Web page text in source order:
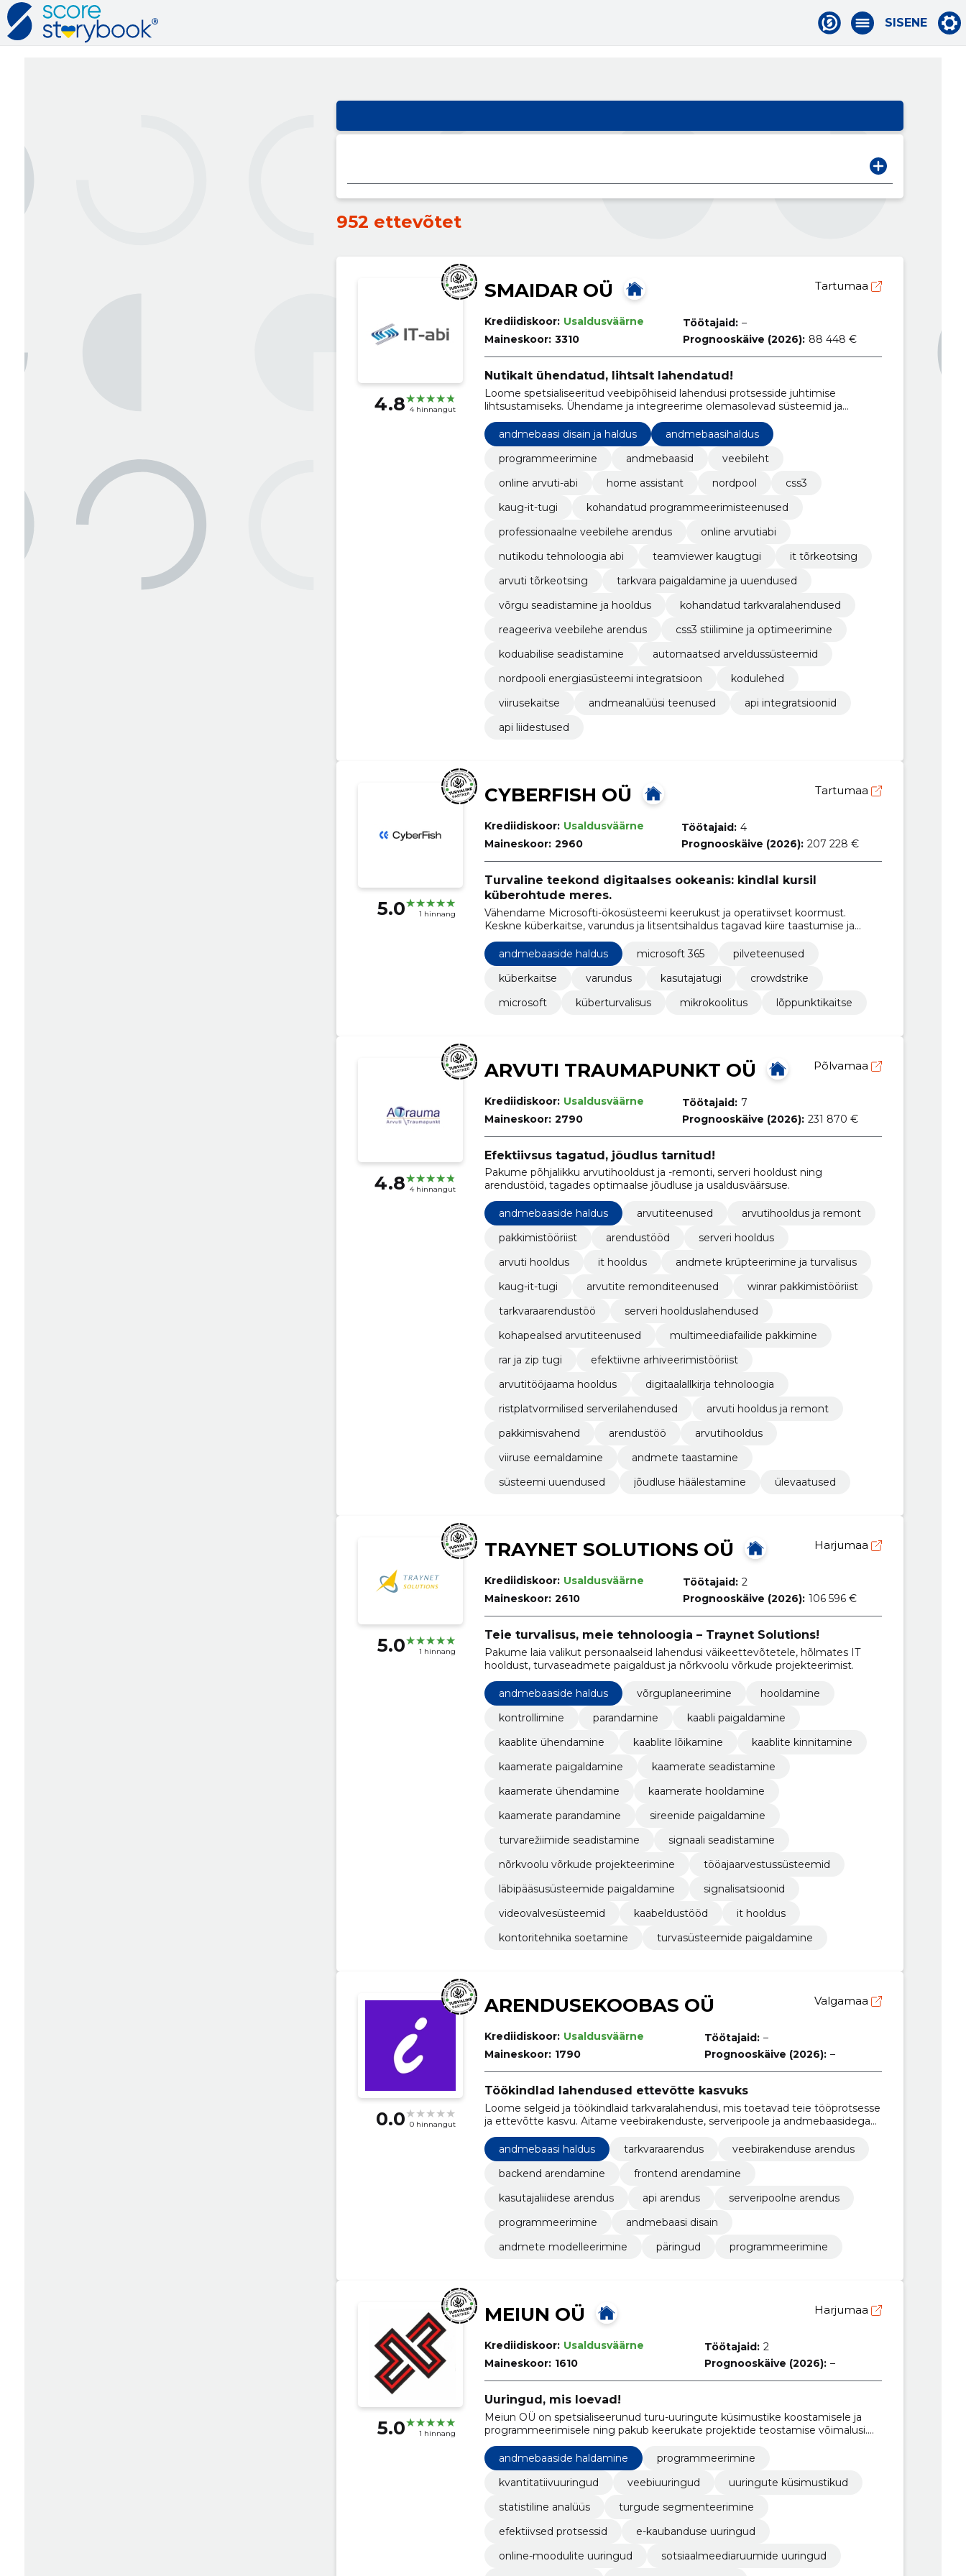
SISENE
952 ettevõtet
4.8 4 hinnangut
SMAIDAR OÜ Tartumaa
Krediidiskoor: Usaldusväärne
Maineskoor: 3310
Töötajaid: –
Prognooskäive (2026): 88 448 €
Nutikalt ühendatud, lihtsalt lahendatud!
Loome spetsialiseeritud veebipõhiseid lahendusi protsesside juhtimise
lihtsustamiseks. Ühendame ja integreerime olemasolevad süsteemid ja
tarkvarad.
andmebaasi disain ja haldus
andmebaasihaldus
programmeerimine
andmebaasid
veebileht
online arvuti-abi
home assistant nordpool
css3
kaug-it-tugi
kohandatud programmeerimisteenused
professionaalne veebilehe arendus
online arvutiabi
nutikodu tehnoloogia abi
teamviewer kaugtugi
it tõrkeotsing
arvuti tõrkeotsing
tarkvara paigaldamine ja uuendused
võrgu seadistamine ja hooldus
kohandatud tarkvaralahendused
reageeriva veebilehe arendus
css3 stiilimine ja optimeerimine
koduabilise seadistamine
automaatsed arveldussüsteemid
nordpooli energiasüsteemi integratsioon
kodulehed
viirusekaitse
andmeanalüüsi teenused
api integratsioonid
api liidestused
5.0 1 hinnang
CYBERFISH OÜ Tartumaa
Krediidiskoor: Usaldusväärne
Maineskoor: 2960
Töötajaid: 4
Prognooskäive (2026): 207 228 €
Turvaline teekond digitaalses ookeanis: kindlal kursil
küberohtude meres.
Vähendame Microsofti-ökosüsteemi keerukust ja operatiivset koormust.
Keskne küberkaitse, varundus ja litsentsihaldus tagavad kiire taastumise ja
andmebaaside haldus
microsoft 365
pilveteenused
küberkaitse
varundus kasutajatugi
crowdstrike
microsoft
küberturvalisus mikrokoolitus lõppunktikaitse
4.8 4 hinnangut
ARVUTI TRAUMAPUNKT OÜ Põlvamaa
Krediidiskoor: Usaldusväärne
Maineskoor: 2790
Töötajaid: 7
Prognooskäive (2026): 231 870 €
Efektiivsus tagatud, jõudlus tarnitud!
Pakume põhjalikku arvutihooldust ja -remonti, serveri hooldust ning
arendustöid, tagades optimaalse jõudluse ja usaldusväärsuse.
andmebaaside haldus arvutiteenused
arvutihooldus ja remont
pakkimistööriist
arendustööd
serveri hooldus
arvuti hooldus
it hooldus
andmete krüpteerimine ja turvalisus
kaug-it-tugi
arvutite remonditeenused
winrar pakkimistööriist
tarkvaraarendustöö
serveri hoolduslahendused
kohapealsed arvutiteenused
multimeediafailide pakkimine
rar ja zip tugi
efektiivne arhiveerimistööriist
arvutitööjaama hooldus
digitaalallkirja tehnoloogia
ristplatvormilised serverilahendused
arvuti hooldus ja remont
pakkimisvahend
arendustöö
arvutihooldus
viiruse eemaldamine
andmete taastamine
süsteemi uuendused
jõudluse häälestamine ülevaatused
5.0 1 hinnang
TRAYNET SOLUTIONS OÜ Harjumaa
Krediidiskoor: Usaldusväärne
Maineskoor: 2610
Töötajaid: 2
Prognooskäive (2026): 106 596 €
Teie turvalisus, meie tehnoloogia – Traynet Solutions!
Pakume laia valikut personaalseid lahendusi väikeettevõtetele, hõlmates IT
hooldust, turvaseadmete paigaldust ja nõrkvoolu võrkude projekteerimist.
andmebaaside haldus võrguplaneerimine
hooldamine
kontrollimine
parandamine
kaabli paigaldamine
kaablite ühendamine
kaablite lõikamine
kaablite kinnitamine
kaamerate paigaldamine
kaamerate seadistamine
kaamerate ühendamine
kaamerate hooldamine
kaamerate parandamine
sireenide paigaldamine
turvarežiimide seadistamine
signaali seadistamine
nõrkvoolu võrkude projekteerimine
tööajaarvestussüsteemid
läbipääsusüsteemide paigaldamine
signalisatsioonid
videovalvesüsteemid
kaabeldustööd
it hooldus
kontoritehnika soetamine
turvasüsteemide paigaldamine
0.0 0 hinnangut
ARENDUSEKOOBAS OÜ Valgamaa
Krediidiskoor: Usaldusväärne
Maineskoor: 1790
Töötajaid: –
Prognooskäive (2026): –
Töökindlad lahendused ettevõtte kasvuks
Loome selgeid ja töökindlaid tarkvaralahendusi, mis toetavad teie tööprotsesse
ja ettevõtte kasvu. Aitame veebirakenduste, serveripoole ja andmebaasidega
muuta arenduse tõhusamaks.
andmebaasi haldus
tarkvaraarendus
veebirakenduse arendus
backend arendamine
frontend arendamine
kasutajaliidese arendus
api arendus
serveripoolne arendus
programmeerimine
andmebaasi disain
andmete modelleerimine
päringud programmeerimine
5.0 1 hinnang
MEIUN OÜ Harjumaa
Krediidiskoor: Usaldusväärne
Maineskoor: 1610
Töötajaid: 2
Prognooskäive (2026): –
Uuringud, mis loevad!
Meiun OÜ on spetsialiseerunud turu-uuringute küsimustike koostamisele ja
programmeerimisele ning pakub keerukate projektide teostamise võimalusi.
Meie eesmärk on aidata klientidel saada tulemusi läbi täpsete ja kvaliteetsete
uuringutega
andmebaaside haldamine
programmeerimine
kvantitatiivuuringud
veebiuuringud
uuringute küsimustikud
statistiline analüüs
turgude segmenteerimine
efektiivsed protsessid
e-kaubanduse uuringud
online-moodulite uuringud
sotsiaalmeediaruumide uuringud